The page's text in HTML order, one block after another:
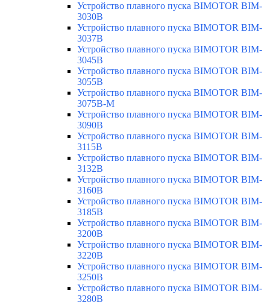
Устройство плавного пуска BIMOTOR BIM-
3030B
Устройство плавного пуска BIMOTOR BIM-
3037B
Устройство плавного пуска BIMOTOR BIM-
3045B
Устройство плавного пуска BIMOTOR BIM-
3055B
Устройство плавного пуска BIMOTOR BIM-
3075B-M
Устройство плавного пуска BIMOTOR BIM-
3090B
Устройство плавного пуска BIMOTOR BIM-
3115B
Устройство плавного пуска BIMOTOR BIM-
3132B
Устройство плавного пуска BIMOTOR BIM-
3160B
Устройство плавного пуска BIMOTOR BIM-
3185B
Устройство плавного пуска BIMOTOR BIM-
3200B
Устройство плавного пуска BIMOTOR BIM-
3220B
Устройство плавного пуска BIMOTOR BIM-
3250B
Устройство плавного пуска BIMOTOR BIM-
3280B